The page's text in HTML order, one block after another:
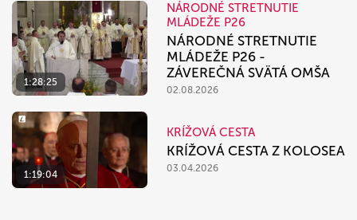
1:28:25
NÁRODNÉ STRETNUTIE
MLÁDEŽE P26
NÁRODNÉ STRETNUTIE
MLÁDEŽE P26 -
ZÁVEREČNÁ SVÄTÁ OMŠA
02.08.2026
1:19:04
KRÍŽOVÁ CESTA
KRÍŽOVÁ CESTA Z KOLOSEA
03.04.2026